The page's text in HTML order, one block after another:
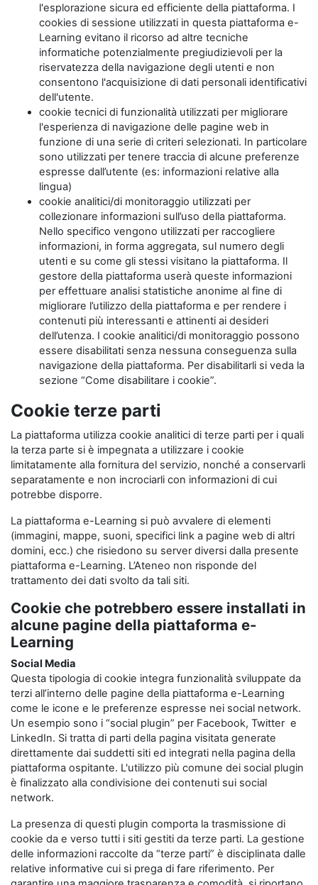
l'esplorazione sicura ed efficiente della piattaforma. I
cookies di sessione utilizzati in questa piattaforma e-
Learning evitano il ricorso ad altre tecniche
informatiche potenzialmente pregiudizievoli per la
riservatezza della navigazione degli utenti e non
consentono l'acquisizione di dati personali identificativi
dell'utente.
cookie tecnici di funzionalità utilizzati per migliorare
l'esperienza di navigazione delle pagine web in
funzione di una serie di criteri selezionati. In particolare
sono utilizzati per tenere traccia di alcune preferenze
espresse dall’utente (es: informazioni relative alla
lingua)
cookie analitici/di monitoraggio utilizzati per
collezionare informazioni sull’uso della piattaforma.
Nello specifico vengono utilizzati per raccogliere
informazioni, in forma aggregata, sul numero degli
utenti e su come gli stessi visitano la piattaforma. Il
gestore della piattaforma userà queste informazioni
per effettuare analisi statistiche anonime al fine di
migliorare l’utilizzo della piattaforma e per rendere i
contenuti più interessanti e attinenti ai desideri
dell’utenza. I cookie analitici/di monitoraggio possono
essere disabilitati senza nessuna conseguenza sulla
navigazione della piattaforma. Per disabilitarli si veda la
sezione “Come disabilitare i cookie”.
Cookie terze parti
La piattaforma utilizza cookie analitici di terze parti per i quali
la terza parte si è impegnata a utilizzare i cookie
limitatamente alla fornitura del servizio, nonché a conservarli
separatamente e non incrociarli con informazioni di cui
potrebbe disporre.
La piattaforma e-Learning si può avvalere di elementi
(immagini, mappe, suoni, specifici link a pagine web di altri
domini, ecc.) che risiedono su server diversi dalla presente
piattaforma e-Learning. L’Ateneo non risponde del
trattamento dei dati svolto da tali siti.
Cookie che potrebbero essere installati in
alcune pagine della piattaforma e-
Learning
Social Media
Questa tipologia di cookie integra funzionalità sviluppate da
terzi all’interno delle pagine della piattaforma e-Learning
come le icone e le preferenze espresse nei social network.
Un esempio sono i “social plugin” per Facebook, Twitter e
LinkedIn. Si tratta di parti della pagina visitata generate
direttamente dai suddetti siti ed integrati nella pagina della
piattaforma ospitante. L'utilizzo più comune dei social plugin
è finalizzato alla condivisione dei contenuti sui social
network.
La presenza di questi plugin comporta la trasmissione di
cookie da e verso tutti i siti gestiti da terze parti. La gestione
delle informazioni raccolte da “terze parti” è disciplinata dalle
relative informative cui si prega di fare riferimento. Per